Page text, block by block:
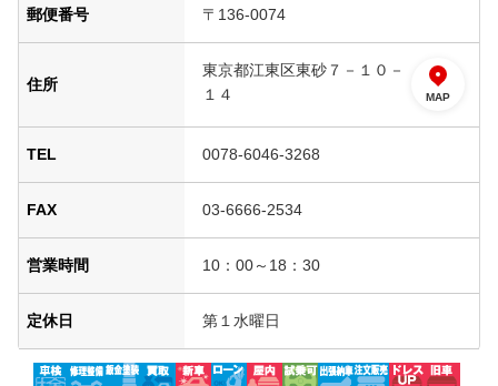
郵便番号 〒136-0074
住所
東京都江東区東砂７－１０－
１４
MAP
TEL 0078-6046-3268
FAX 03-6666-2534
営業時間 10：00～18：30
定休日 第１水曜日